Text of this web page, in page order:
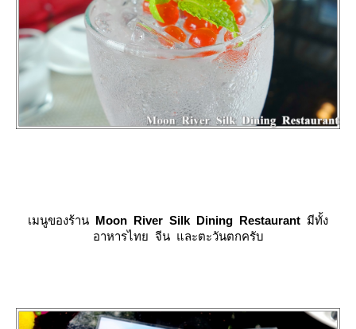
เมนูของร้าน Moon River Silk Dining Restaurant มีทั้ง
อาหารไทย จีน และตะวันตกครับ